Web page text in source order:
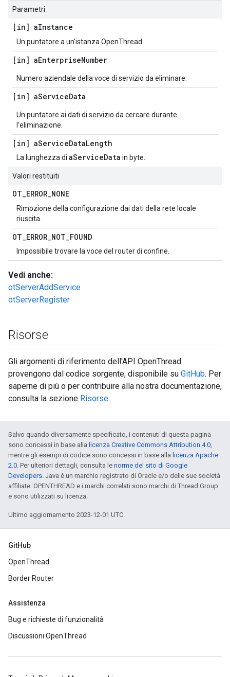
Parametri
[in] aInstance
Un puntatore a un'istanza OpenThread.
[in] aEnterpriseNumber
Numero aziendale della voce di servizio da eliminare.
[in] aServiceData
Un puntatore ai dati di servizio da cercare durante
l'eliminazione.
[in] aServiceDataLength
La lunghezza di aServiceData in byte.
Valori restituiti
OT_ERROR_NONE
Rimozione della configurazione dai dati della rete locale
riuscita.
OT_ERROR_NOT_FOUND
Impossibile trovare la voce del router di confine.
Vedi anche:
otServerAddService
otServerRegister
Risorse
Gli argomenti di riferimento dell'API OpenThread
provengono dal codice sorgente, disponibile su GitHub. Per
saperne di più o per contribuire alla nostra documentazione,
consulta la sezione Risorse.
Salvo quando diversamente specificato, i contenuti di questa pagina
sono concessi in base alla licenza Creative Commons Attribution 4.0,
mentre gli esempi di codice sono concessi in base alla licenza Apache
2.0. Per ulteriori dettagli, consulta le norme del sito di Google
Developers. Java è un marchio registrato di Oracle e/o delle sue società
affiliate. OPENTHREAD e i marchi correlati sono marchi di Thread Group
e sono utilizzati su licenza.
Ultimo aggiornamento 2023-12-01 UTC.
GitHub
OpenThread
Border Router
Assistenza
Bug e richieste di funzionalità
Discussioni OpenThread